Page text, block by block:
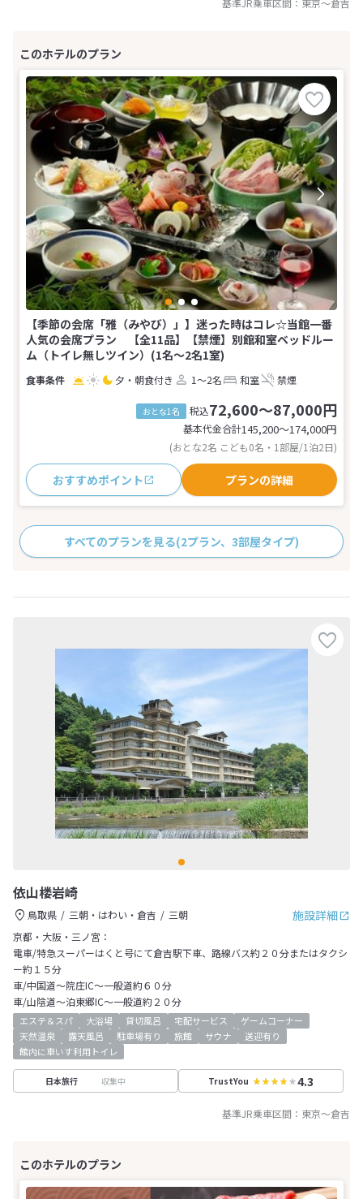
基準JR乗車区間： 東京～倉吉
【季節の会席「雅（みやび）」】迷った時はコレ☆当館一番
人気の会席プラン 【全11品】【禁煙】別館和室ベッドルー
ム（トイレ無しツイン）(1名～2名1室)
夕・朝食付き 1～2名 和室 禁煙
おとな1名 税込72,600～87,000円
基本代金合計145,200〜174,000円
(おとな2名 こども0名・1部屋/1泊2日)
おすすめポイント プランの詳細
すべてのプランを見る(2プラン、3部屋タイプ)
依山楼岩崎
施設詳細
鳥取県 三朝・はわい・倉吉
三朝
京都・大阪・三ノ宮：
電車/特急スーパーはくと号にて倉吉駅下車、路線バス約２０分またはタクシ
ー約１５分
車/中国道～院庄IC～一般道約６０分
車/山陰道～泊東郷IC～一般道約２０分
エステ＆スパ 大浴場 貸切風呂 宅配サービス
ゲームコーナー
天然温泉
露天風呂 駐車場有り 旅館 サウナ
送迎有り
館内に車いす利用トイレ
日本旅行 収集中 TrustYou 4.3
基準JR乗車区間： 東京～倉吉